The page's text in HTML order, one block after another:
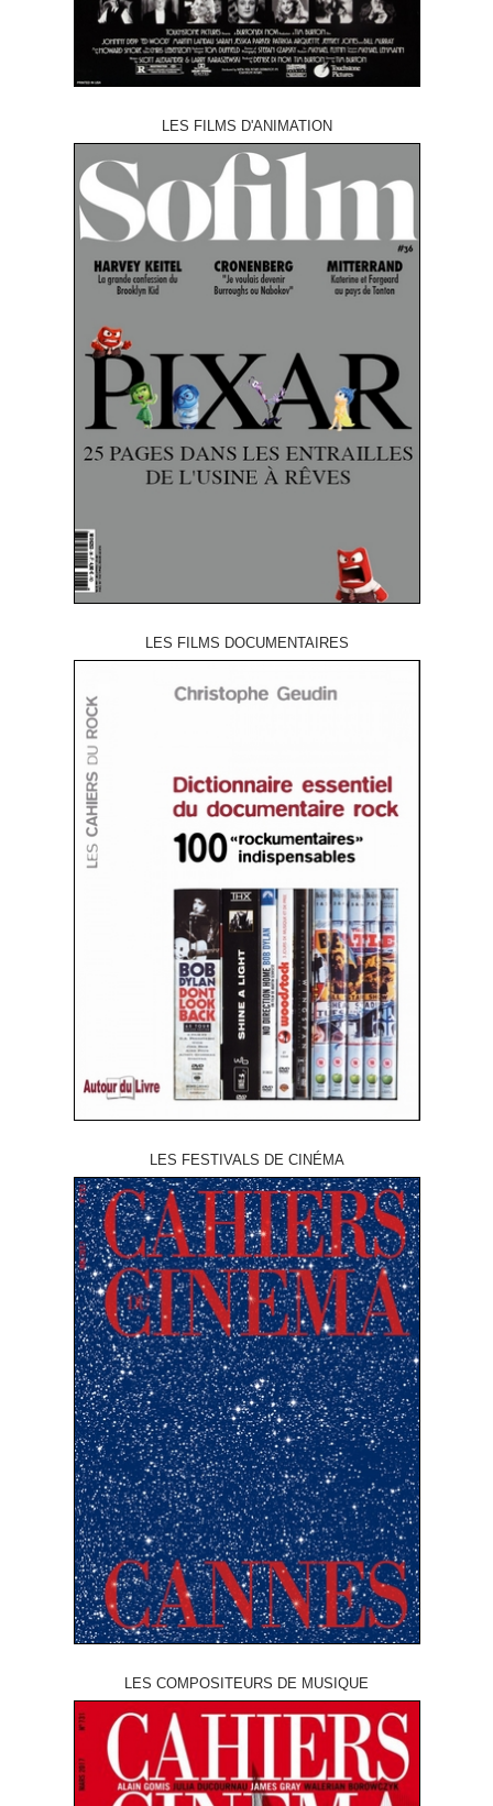
LES FILMS D'ANIMATION
LES FILMS DOCUMENTAIRES
LES FESTIVALS DE CINÉMA
LES COMPOSITEURS DE MUSIQUE